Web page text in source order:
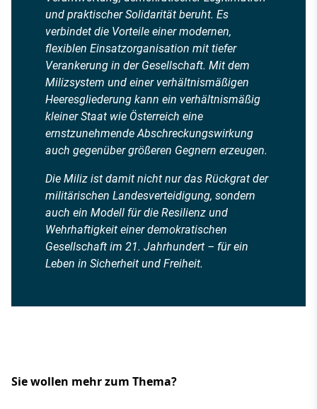
und praktischer Solidarität beruht. Es
verbindet die Vorteile einer modernen,
flexiblen Einsatzorganisation mit tiefer
Verankerung in der Gesellschaft. Mit dem
Milizsystem und einer verhältnismäßigen
Heeresgliederung kann ein verhältnismäßig
kleiner Staat wie Österreich eine
ernstzunehmende Abschreckungswirkung
auch gegenüber größeren Gegnern erzeugen.
Die Miliz ist damit nicht nur das Rückgrat der
militärischen Landesverteidigung, sondern
auch ein Modell für die Resilienz und
Wehrhaftigkeit einer demokratischen
Gesellschaft im 21. Jahrhundert – für ein
Leben in Sicherheit und Freiheit.
Sie wollen mehr zum Thema?